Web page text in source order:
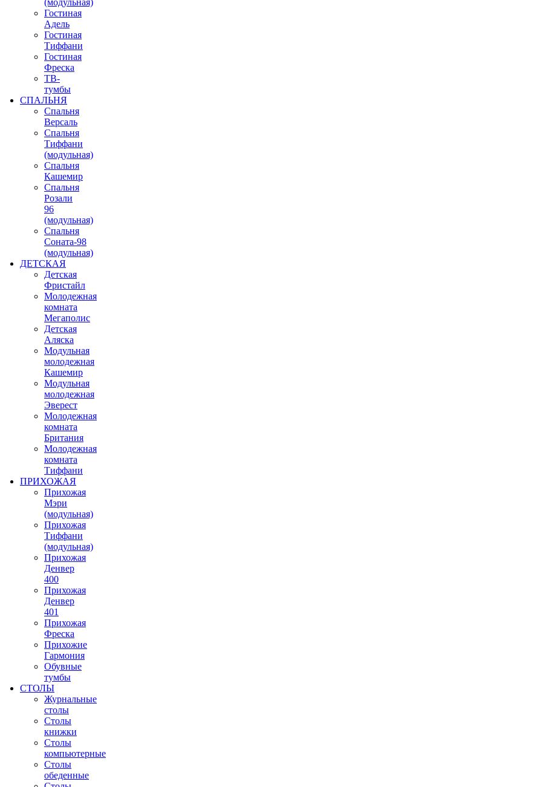
(модульная)
Гостиная
Адель
Гостиная
Тиффани
Гостиная
Фреска
ТВ-
тумбы
СПАЛЬНЯ
Спальня
Версаль
Спальня
Тиффани
(модульная)
Спальня
Кашемир
Спальня
Розали
96
(модульная)
Спальня
Соната-98
(модульная)
ДЕТСКАЯ
Детская
Фристайл
Молодежная
комната
Мегаполис
Детская
Аляска
Модульная
молодежная
Кашемир
Модульная
молодежная
Эверест
Молодежная
комната
Британия
Молодежная
комната
Тиффани
ПРИХОЖАЯ
Прихожая
Мэри
(модульная)
Прихожая
Тиффани
(модульная)
Прихожая
Денвер
400
Прихожая
Денвер
401
Прихожая
Фреска
Прихожие
Гармония
Обувные
тумбы
СТОЛЫ
Журнальные
столы
Столы
книжки
Столы
компьютерные
Столы
обеденные